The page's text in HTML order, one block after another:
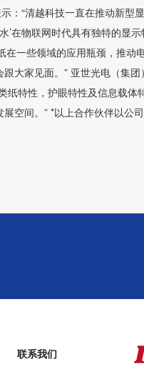
：“清越科技一直在推动新型
’在物联网时代具有独特的显示
在一些领域的应用瓶颈，推动
大家见面。” 亚世光电（集团
纸特性，护眼特性及信息载体
空间。” *以上合作伙伴以公
联系我们